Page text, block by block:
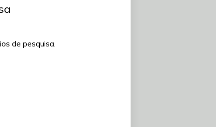
de pesquisa.